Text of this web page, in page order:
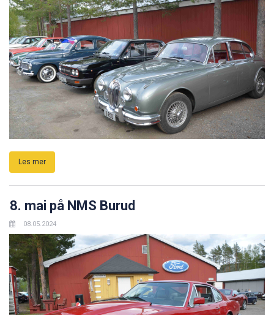
Les mer
8. mai på NMS Burud
08.05.2024